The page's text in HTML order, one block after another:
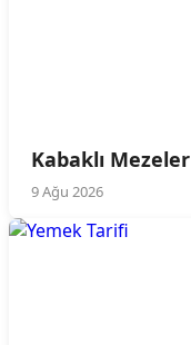
Kabaklı Mezeler
9 Ağu 2026